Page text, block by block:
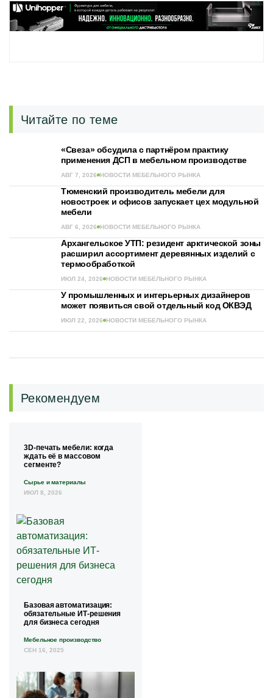
Читайте по теме
«Свеза» обсудила с партнёром практику
применения ДСП в мебельном производстве
АВГ 7, 2026 НОВОСТИ МЕБЕЛЬНОГО РЫНКА
Тюменский производитель мебели для
новостроек и офисов запускает цех модульной
мебели
АВГ 6, 2026 НОВОСТИ МЕБЕЛЬНОГО РЫНКА
Архангельское УТП: резидент арктической зоны
расширил ассортимент деревянных изделий с
термообработкой
ИЮЛ 24, 2026 НОВОСТИ МЕБЕЛЬНОГО РЫНКА
У промышленных и интерьерных дизайнеров
может появиться свой отдельный код ОКВЭД
ИЮЛ 22, 2026 НОВОСТИ МЕБЕЛЬНОГО РЫНКА
Рекомендуем
3D-печать мебели: когда
ждать её в массовом
сегменте?
Сырье и материалы
ИЮЛ 8, 2026
Базовая автоматизация:
обязательные ИТ-решения
для бизнеса сегодня
Мебельное производство
СЕН 16, 2025